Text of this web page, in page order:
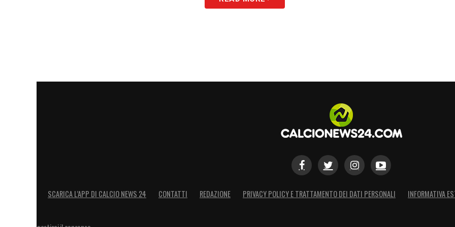
SCARICA L’APP DI CALCIO NEWS 24 CONTATTI REDAZIONE PRIVACY POLICY E TRATTAMENTO DEI DATI PERSONALI INFORMATIVA